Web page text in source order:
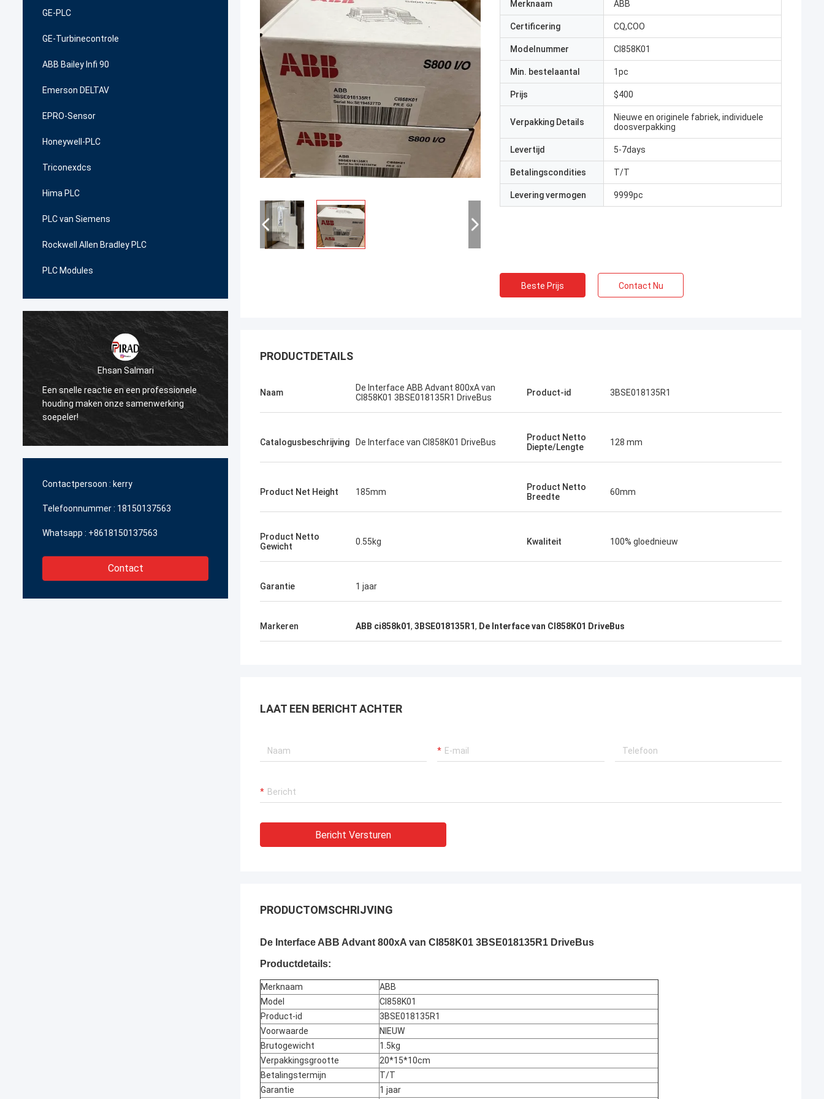
GE-PLC
GE-Turbinecontrole
ABB Bailey Infi 90
Emerson DELTAV
EPRO-Sensor
Honeywell-PLC
Triconexdcs
Hima PLC
PLC van Siemens
Rockwell Allen Bradley PLC
PLC Modules
Ehsan Salmari
Een snelle reactie en een professionele
houding maken onze samenwerking
soepeler!
Dank u voor uw voortdurende hulp en
steun bij het leveren van hoogwaardige en
Contactpersoon : kerry
Telefoonnummer : 18150137563
Whatsapp : +8618150137563
Contact
Merknaam ABB
Certificering CQ,COO
Modelnummer CI858K01
Min. bestelaantal 1pc
Prijs $400
Verpakking Details
Nieuwe en originele fabriek, individuele
doosverpakking
Levertijd 5-7days
Betalingscondities T/T
Levering vermogen 9999pc
Beste Prijs Contact Nu
PRODUCTDETAILS
Naam
De Interface ABB Advant 800xA van
CI858K01 3BSE018135R1 DriveBus
Product-id 3BSE018135R1
Catalogusbeschrijving De Interface van CI858K01 DriveBus
Product Netto
Diepte/Lengte
128 mm
Product Net Height 185mm
Product Netto
Breedte
60mm
Product Netto
Gewicht
0.55kg Kwaliteit 100% gloednieuw
Garantie 1 jaar
Markeren ABB ci858k01, 3BSE018135R1, De Interface van CI858K01 DriveBus
LAAT EEN BERICHT ACHTER
Bericht Versturen
PRODUCTOMSCHRIJVING
De Interface ABB Advant 800xA van CI858K01 3BSE018135R1 DriveBus
Productdetails:
Merknaam
ABB
Model
CI858K01
Product-id
3BSE018135R1
Voorwaarde
NIEUW
Brutogewicht
1.5kg
Verpakkingsgrootte
20*15*10cm
Betalingstermijn
T/T
Garantie
1 jaar